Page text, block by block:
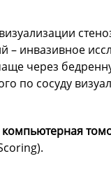
инвазивное
через
по сосуду